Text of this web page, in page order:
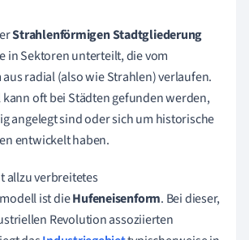
Strahlenförmigen Stadtgliederung
in Sektoren unterteilt, die vom
radial (also wie Strahlen) verlaufen.
kann oft bei Städten gefunden werden,
angelegt sind oder sich um historische
entwickelt haben.
allzu verbreitetes
ist dieHufeneisenform. Bei dieser,
Revolution assoziierten